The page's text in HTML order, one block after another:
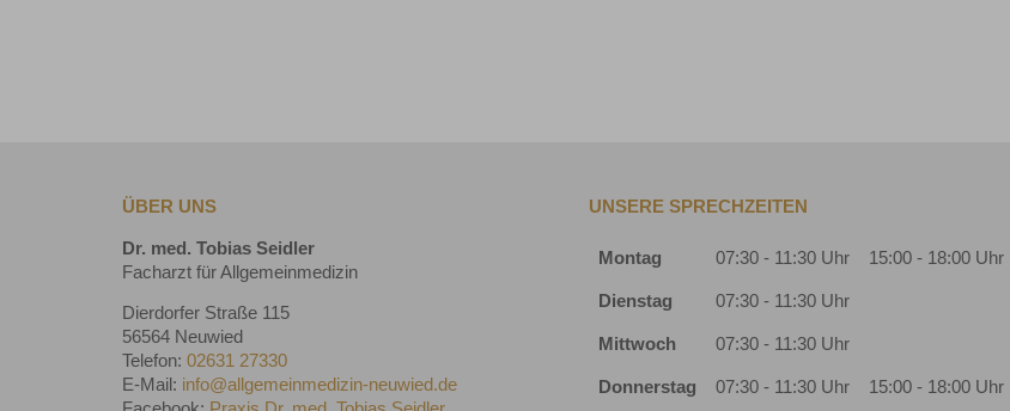
ÜBER UNS
Dr. med. Tobias Seidler
Facharzt für Allgemeinmedizin
Dierdorfer Straße 115
56564 Neuwied
Telefon: 02631 27330
E-Mail: info@allgemeinmedizin-neuwied.de
UNSERE SPRECHZEITEN
Montag 07:30 - 11:30 Uhr 15:00 - 18:00 Uhr
Dienstag 07:30 - 11:30 Uhr
Mittwoch 07:30 - 11:30 Uhr
Donnerstag 07:30 - 11:30 Uhr 15:00 - 18:00 Uhr